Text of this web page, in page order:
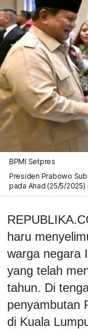
BPMI Setpres
Presiden Prabowo
pada Ahad (25/5/
haru
warga negara
yang telah
tahun. Di
penyambutan
di Kuala